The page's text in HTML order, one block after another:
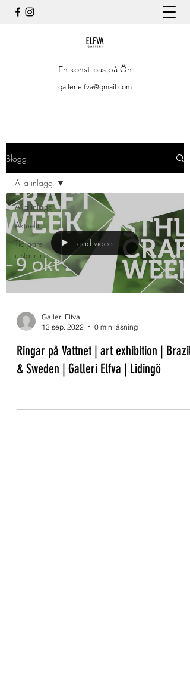
En konst-oas på Ön
gallerielfva@gmail.com
Blogg
Alla inlägg
Aktuellt
Tidigare
utställning
Alla inlägg
Load video
Galleri Elfva
13 sep. 2022
0 min läsning
Ringar på Vattnet | art exhibition | Brazil
& Sweden | Galleri Elfva | Lidingö